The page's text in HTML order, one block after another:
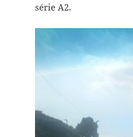
série A2.